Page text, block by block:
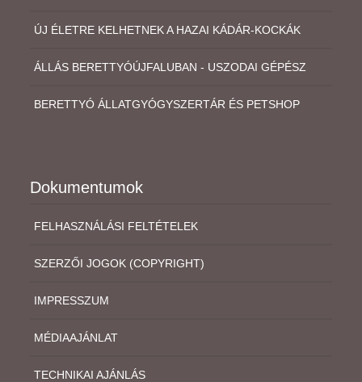
ÚJ ÉLETRE KELHETNEK A HAZAI KÁDÁR-KOCKÁK
ÁLLÁS BERETTYÓÚJFALUBAN - USZODAI GÉPÉSZ
BERETTYÓ ÁLLATGYÓGYSZERTÁR ÉS PETSHOP
Dokumentumok
FELHASZNÁLÁSI FELTÉTELEK
SZERZŐI JOGOK (COPYRIGHT)
IMPRESSZUM
MÉDIAAJÁNLAT
TECHNIKAI AJÁNLÁS